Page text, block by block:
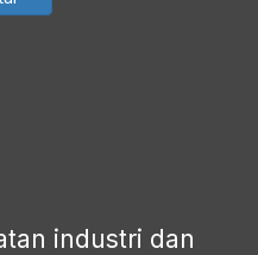
industri dan